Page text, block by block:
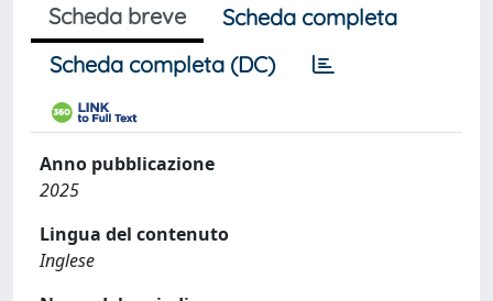
Scheda breve
Scheda completa
Scheda completa (DC)
Anno pubblicazione
2025
Lingua del contenuto
Inglese